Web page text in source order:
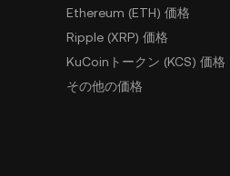
Ethereum (ETH) 価格
Ripple (XRP) 価格
KuCoinトークン (KCS) 価格
その他の価格